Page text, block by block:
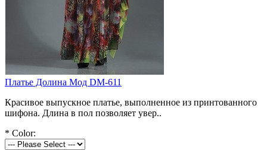
Платье Долина Мод DM-611
Красивое выпускное платье, выполненное из принтованного
шифона. Длина в пол позволяет увер..
* Color: